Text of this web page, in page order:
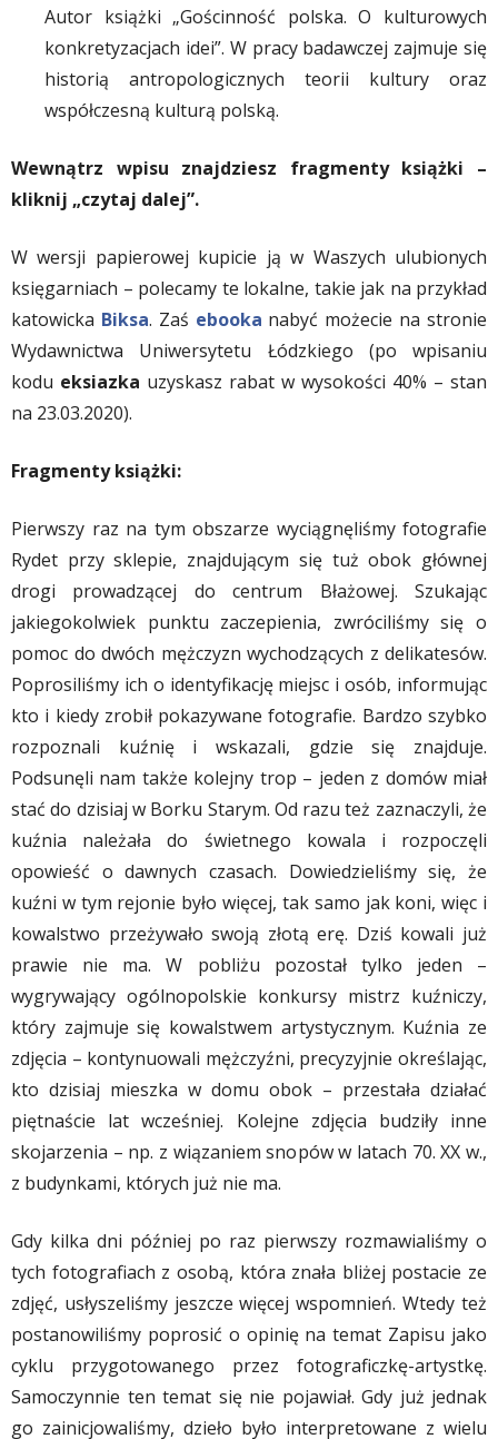
Autor książki „Gościnność polska. O kulturowych
konkretyzacjach idei”. W pracy badawczej zajmuje się
historią antropologicznych teorii kultury oraz
współczesną kulturą polską.
Wewnątrz wpisu znajdziesz fragmenty książki –
kliknij „czytaj dalej”.
W wersji papierowej kupicie ją w Waszych ulubionych
księgarniach – polecamy te lokalne, takie jak na przykład
katowicka Biksa. Zaś ebooka nabyć możecie na stronie
Wydawnictwa Uniwersytetu Łódzkiego (po wpisaniu
kodu eksiazka uzyskasz rabat w wysokości 40% – stan
na 23.03.2020).
Fragmenty książki:
Pierwszy raz na tym obszarze wyciągnęliśmy fotografie
Rydet przy sklepie, znajdującym się tuż obok głównej
drogi prowadzącej do centrum Błażowej. Szukając
jakiegokolwiek punktu zaczepienia, zwróciliśmy się o
pomoc do dwóch mężczyzn wychodzących z delikatesów.
Poprosiliśmy ich o identyfikację miejsc i osób, informując
kto i kiedy zrobił pokazywane fotografie. Bardzo szybko
rozpoznali kuźnię i wskazali, gdzie się znajduje.
Podsunęli nam także kolejny trop – jeden z domów miał
stać do dzisiaj w Borku Starym. Od razu też zaznaczyli, że
kuźnia należała do świetnego kowala i rozpoczęli
opowieść o dawnych czasach. Dowiedzieliśmy się, że
kuźni w tym rejonie było więcej, tak samo jak koni, więc i
kowalstwo przeżywało swoją złotą erę. Dziś kowali już
prawie nie ma. W pobliżu pozostał tylko jeden –
wygrywający ogólnopolskie konkursy mistrz kuźniczy,
który zajmuje się kowalstwem artystycznym. Kuźnia ze
zdjęcia – kontynuowali mężczyźni, precyzyjnie określając,
kto dzisiaj mieszka w domu obok – przestała działać
piętnaście lat wcześniej. Kolejne zdjęcia budziły inne
skojarzenia – np. z wiązaniem snopów w latach 70. XX w.,
z budynkami, których już nie ma.
Gdy kilka dni później po raz pierwszy rozmawialiśmy o
tych fotografiach z osobą, która znała bliżej postacie ze
zdjęć, usłyszeliśmy jeszcze więcej wspomnień. Wtedy też
postanowiliśmy poprosić o opinię na temat Zapisu jako
cyklu przygotowanego przez fotograficzkę-artystkę.
Samoczynnie ten temat się nie pojawiał. Gdy już jednak
go zainicjowaliśmy, dzieło było interpretowane z wielu